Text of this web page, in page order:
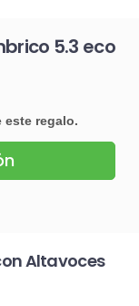
5.3 eco
regalo.
Altavoces